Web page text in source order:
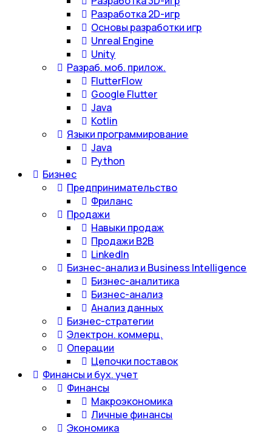
Разработка 2D-игр
Основы разработки игр
Unreal Engine
Unity
Разраб. моб. прилож.
FlutterFlow
Google Flutter
Java
Kotlin
Языки программирование
Java
Python
Бизнес
Предпринимательство
Фриланс
Продажи
Навыки продаж
Продажи B2B
LinkedIn
Бизнес-анализ и Business Intelligence
Бизнес-аналитика
Бизнес-анализ
Анализ данных
Бизнес-стратегии
Электрон. коммерц.
Операции
Цепочки поставок
Финансы и бух. учет
Финансы
Макроэкономика
Личные финансы
Экономика